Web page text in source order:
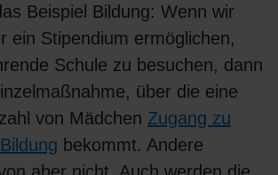
Beispiel Bildung: Wenn wir
ein Stipendium ermöglichen,
Schule zu besuchen, dann
über die eine
von Mädchen Zugang zu
bekommt. Andere